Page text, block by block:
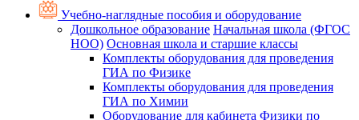
Учебно-наглядные пособия и оборудование
Дошкольное образование Начальная школа (ФГОС
НОО) Основная школа и старшие классы
Комплекты оборудования для проведения
ГИА по Физике
Комплекты оборудования для проведения
ГИА по Химии
Оборудование для кабинета Физики по